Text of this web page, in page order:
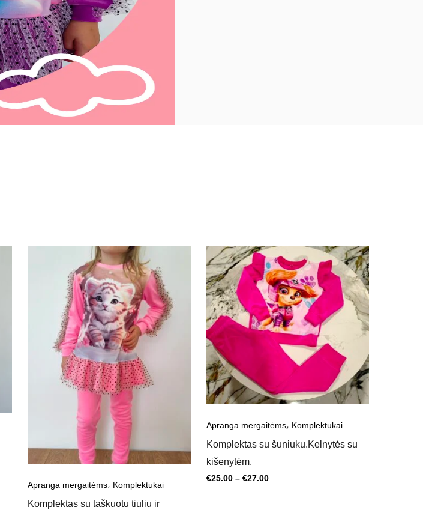
Apranga mergaitėms, Komplektukai
Komplektas su taškuotu tiuliu ir
Kaina
range:
€25.00
through
€27.00
Apranga mergaitėms, Komplektukai
Komplektas su šuniuku.Kelnytės su
kišenytėm.
€25.00 – €27.00
Kaina
range:
€25.00
through
€27.00